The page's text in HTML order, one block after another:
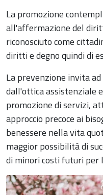
La promozione
all'affermazione del
riconosciuto come
diritti e degno quindi di
La prevenzione invita
dall'ottica assistenziale
promozione di servizi,
approccio precoce ai
benessere nella vita
maggior possibilità di
di minori costi futuri per